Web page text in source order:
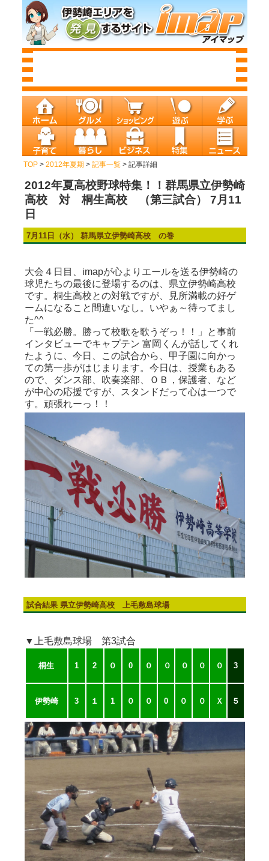
TOP> 2012年夏期 > 記事一覧> 記事詳細
2012年夏高校野球特集！！群馬県立伊勢崎
高校 対 桐生高校 （第三試合） 7月11
日
7月11日（水） 群馬県立伊勢崎高校 の巻
大会４日目、imapが心よりエールを送る伊勢崎の
球児たちの最後に登場するのは、県立伊勢崎高校
です。桐生高校との対戦ですが、見所満載の好ゲ
ームになること間違いなし。いやぁ～待ってまし
た^^
「一戦必勝。勝って校歌を歌うぞっ！！」と事前
インタビューでキャプテン 富岡くんが話してくれ
たように、今日、この試合から、甲子園に向かっ
ての第一歩がはじまります。今日は、授業もある
ので、ダンス部、吹奏楽部、ＯＢ，保護者、など
が中心の応援ですが、スタンドだって心は一つで
す。頑張れーっ！！
試合結果 県立伊勢崎高校 上毛敷島球場
▼上毛敷島球場 第3試合
桐生 1 2 ０ 0 ０ ０ ０ ０ ０ 3
伊勢崎 3 １ 1 ０ ０ 0 ０ ０ Ｘ ５